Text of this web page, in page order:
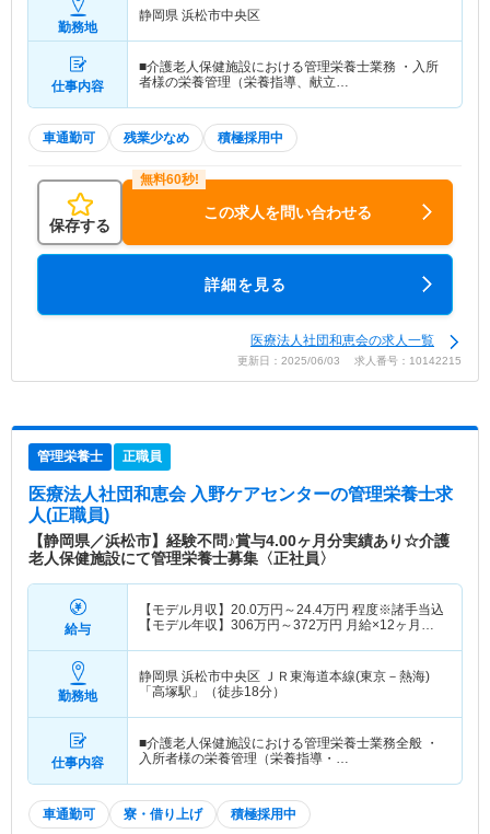
勤務地
静岡県 浜松市中央区
仕事内容
■介護老人保健施設における管理栄養士業務 ・入所
者様の栄養管理（栄養指導、献立…
車通勤可 残業少なめ 積極採用中
保存する
この求人を問い合わせる
詳細を見る
医療法人社団和恵会の求人一覧
更新日：2025/06/03 求人番号：10142215
管理栄養士 正職員
医療法人社団和恵会 入野ケアセンターの管理栄養士求
人(正職員)
【静岡県／浜松市】経験不問♪賞与4.00ヶ月分実績あり☆介護
老人保健施設にて管理栄養士募集〈正社員〉
給与
【モデル月収】 20.0万円～24.4万円 程度※諸手当込
【モデル年収】 306万円～372万円 月給×12ヶ月＋
勤務地
静岡県 浜松市中央区 ＪＲ東海道本線(東京－熱海)
「高塚駅」（徒歩18分）
仕事内容
■介護老人保健施設における管理栄養士業務全般 ・
入所者様の栄養管理（栄養指導・…
車通勤可 寮・借り上げ 積極採用中